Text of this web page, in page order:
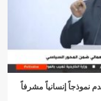
إنسانياً مشرفاً